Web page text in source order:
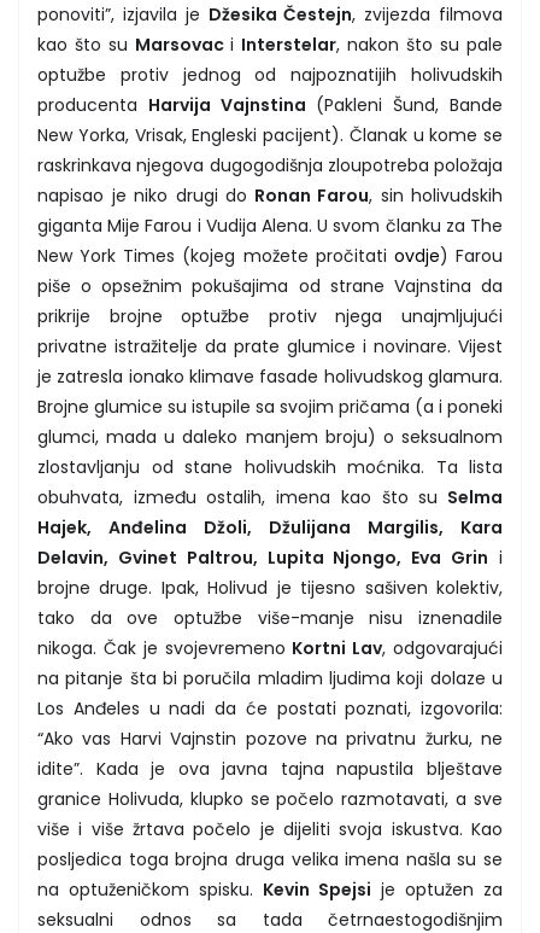
ponoviti”, izjavila je Džesika Čestejn, zvijezda filmova
kao što su Marsovac i Interstelar, nakon što su pale
optužbe protiv jednog od najpoznatijih holivudskih
producenta Harvija Vajnstina (Pakleni Šund, Bande
New Yorka, Vrisak, Engleski pacijent). Članak u kome se
raskrinkava njegova dugogodišnja zloupotreba položaja
napisao je niko drugi do Ronan Farou, sin holivudskih
giganta Mije Farou i Vudija Alena. U svom članku za The
New York Times (kojeg možete pročitati ovdje) Farou
piše o opsežnim pokušajima od strane Vajnstina da
prikrije brojne optužbe protiv njega unajmljujući
privatne istražitelje da prate glumice i novinare. Vijest
je zatresla ionako klimave fasade holivudskog glamura.
Brojne glumice su istupile sa svojim pričama (a i poneki
glumci, mada u daleko manjem broju) o seksualnom
zlostavljanju od stane holivudskih moćnika. Ta lista
obuhvata, između ostalih, imena kao što su Selma
Hajek, Anđelina Džoli, Džulijana Margilis, Kara
Delavin, Gvinet Paltrou, Lupita Njongo, Eva Grin i
brojne druge. Ipak, Holivud je tijesno sašiven kolektiv,
tako da ove optužbe više-manje nisu iznenadile
nikoga. Čak je svojevremeno Kortni Lav, odgovarajući
na pitanje šta bi poručila mladim ljudima koji dolaze u
Los Anđeles u nadi da će postati poznati, izgovorila:
“Ako vas Harvi Vajnstin pozove na privatnu žurku, ne
idite”. Kada je ova javna tajna napustila blještave
granice Holivuda, klupko se počelo razmotavati, a sve
više i više žrtava počelo je dijeliti svoja iskustva. Kao
posljedica toga brojna druga velika imena našla su se
na optuženičkom spisku. Kevin Spejsi je optužen za
seksualni odnos sa tada četrnaestogodišnjim